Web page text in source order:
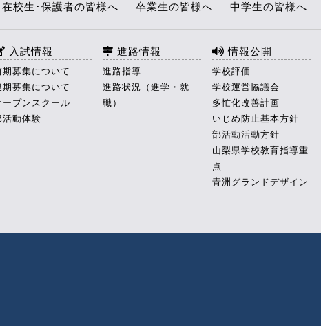
在校生･保護者の皆様へ 卒業生の皆様へ 中学生の皆様へ
入試情報
期募集について
期募集について
ープンスクール
活動体験
進路情報
進路指導
進路状況（進学・就
職）
情報公開
学校評価
学校運営協議会
多忙化改善計画
いじめ防止基本方針
部活動活動方針
山梨県学校教育指導重
点
青洲グランドデザイン